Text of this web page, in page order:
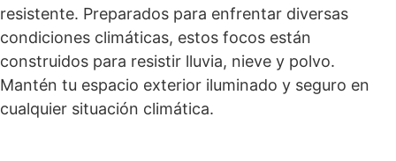
resistente. Preparados para enfrentar diversas
condiciones climáticas, estos focos están
construidos para resistir lluvia, nieve y polvo.
Mantén tu espacio exterior iluminado y seguro en
cualquier situación climática.